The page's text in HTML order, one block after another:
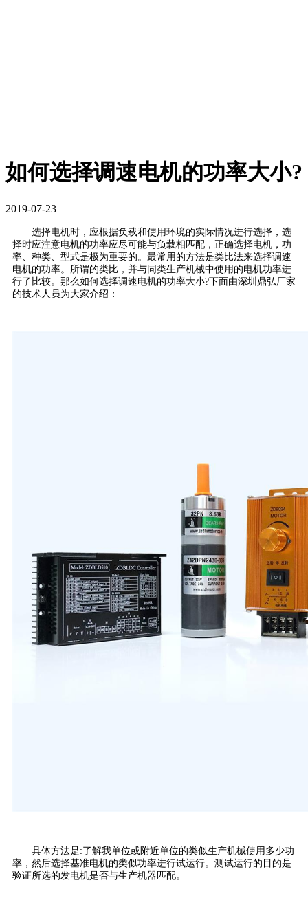
如何选择调速电机的功率大小?
2019-07-23
选择电机时，应根据负载和使用环境的实际情况进行选择，选
择时应注意电机的功率应尽可能与负载相匹配，正确选择电机，功
率、种类、型式是极为重要的。最常用的方法是类比法来选择调速
电机的功率。所谓的类比，并与同类生产机械中使用的电机功率进
行了比较。那么如何选择调速电机的功率大小?下面由深圳鼎弘厂家
的技术人员为大家介绍：
具体方法是:了解我单位或附近单位的类似生产机械使用多少功
率，然后选择基准电机的类似功率进行试运行。测试运行的目的是
验证所选的发电机是否与生产机器匹配。